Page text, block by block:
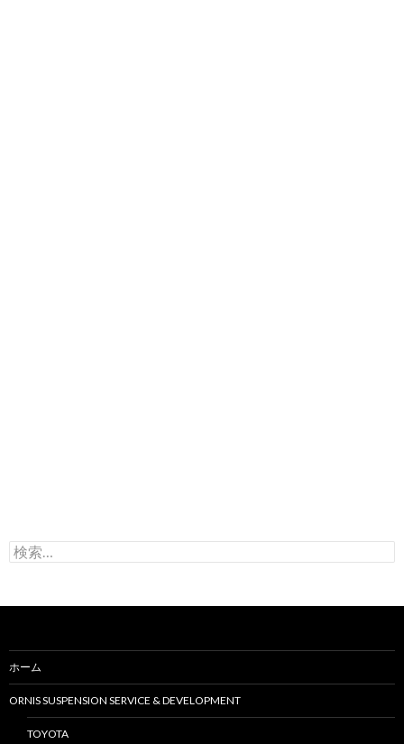
検
索
ホーム
ORNIS SUSPENSION SERVICE & DEVELOPMENT
TOYOTA